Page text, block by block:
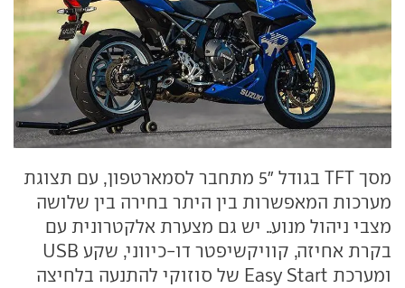
מסך TFT בגודל "5 מתחבר לסמארטפון, עם תצוגת
מערכות המאפשרות בין היתר בחירה בין שלושה
מצבי ניהול מנוע.. יש גם מצערת אלקטרונית עם
בקרת אחיזה, קוויקשיפטר דו-כיווני, שקע USB
ומערכת Easy Start של סוזוקי להתנעה בלחיצה